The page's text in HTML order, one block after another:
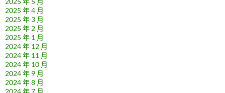
2025 年 4 月
2025 年 3 月
2025 年 2 月
2025 年 1 月
2024 年 12 月
2024 年 11 月
2024 年 10 月
2024 年 9 月
2024 年 8 月
2024 年 7 月